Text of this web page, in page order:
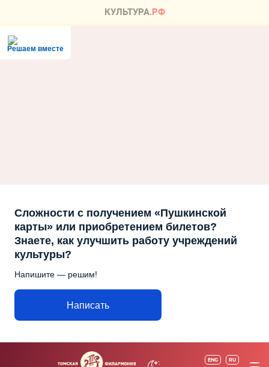
Решаем вместе
Сложности с получением «Пушкинской
карты» или приобретением билетов?
Знаете, как улучшить работу учреждений
культуры?
Напишите — решим!
Написать
ENG RU